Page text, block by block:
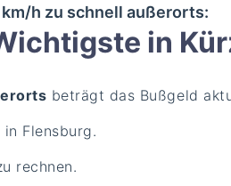
km/h zu schnell außerorts:
in
beträgt das Bußgeld
in Flensburg.
rechnen.